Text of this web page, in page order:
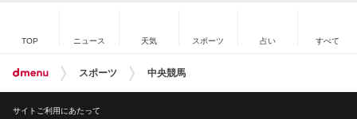
TOP ニュース 天気 スポーツ 占い すべて
スポーツ 中央競馬
サイトご利用にあたって